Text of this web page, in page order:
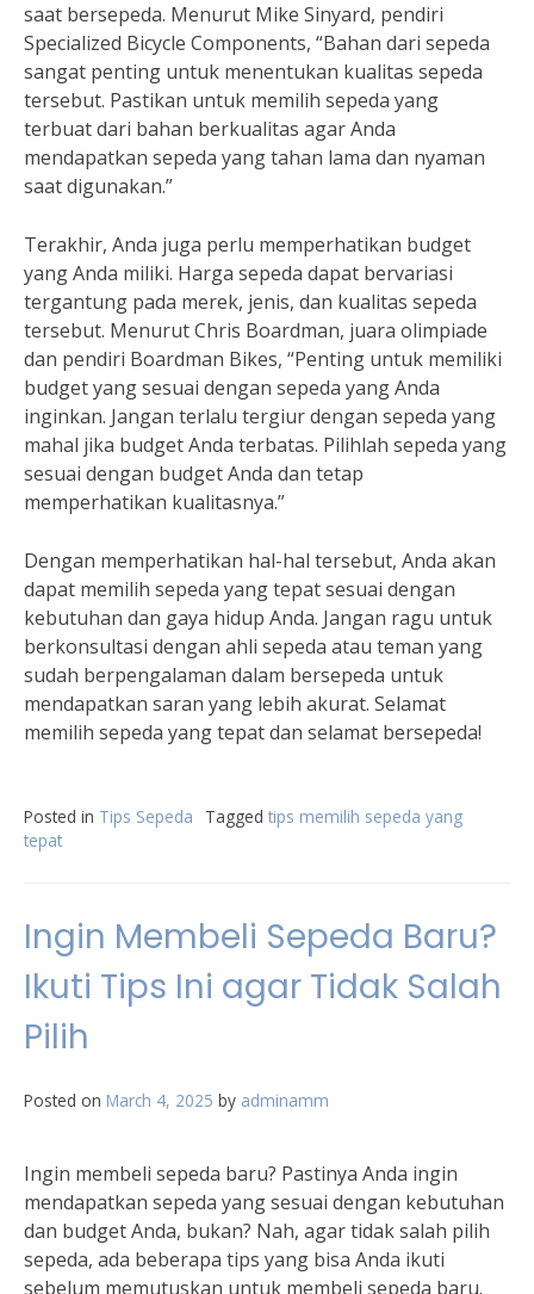
saat bersepeda. Menurut Mike Sinyard, pendiri
Specialized Bicycle Components, “Bahan dari sepeda
sangat penting untuk menentukan kualitas sepeda
tersebut. Pastikan untuk memilih sepeda yang
terbuat dari bahan berkualitas agar Anda
mendapatkan sepeda yang tahan lama dan nyaman
saat digunakan.”
Terakhir, Anda juga perlu memperhatikan budget
yang Anda miliki. Harga sepeda dapat bervariasi
tergantung pada merek, jenis, dan kualitas sepeda
tersebut. Menurut Chris Boardman, juara olimpiade
dan pendiri Boardman Bikes, “Penting untuk memiliki
budget yang sesuai dengan sepeda yang Anda
inginkan. Jangan terlalu tergiur dengan sepeda yang
mahal jika budget Anda terbatas. Pilihlah sepeda yang
sesuai dengan budget Anda dan tetap
memperhatikan kualitasnya.”
Dengan memperhatikan hal-hal tersebut, Anda akan
dapat memilih sepeda yang tepat sesuai dengan
kebutuhan dan gaya hidup Anda. Jangan ragu untuk
berkonsultasi dengan ahli sepeda atau teman yang
sudah berpengalaman dalam bersepeda untuk
mendapatkan saran yang lebih akurat. Selamat
memilih sepeda yang tepat dan selamat bersepeda!
Posted in Tips Sepeda Tagged tips memilih sepeda yang
tepat
Ingin Membeli Sepeda Baru?
Ikuti Tips Ini agar Tidak Salah
Pilih
Posted on March 4, 2025 by adminamm
Ingin membeli sepeda baru? Pastinya Anda ingin
mendapatkan sepeda yang sesuai dengan kebutuhan
dan budget Anda, bukan? Nah, agar tidak salah pilih
sepeda, ada beberapa tips yang bisa Anda ikuti
sebelum memutuskan untuk membeli sepeda baru.